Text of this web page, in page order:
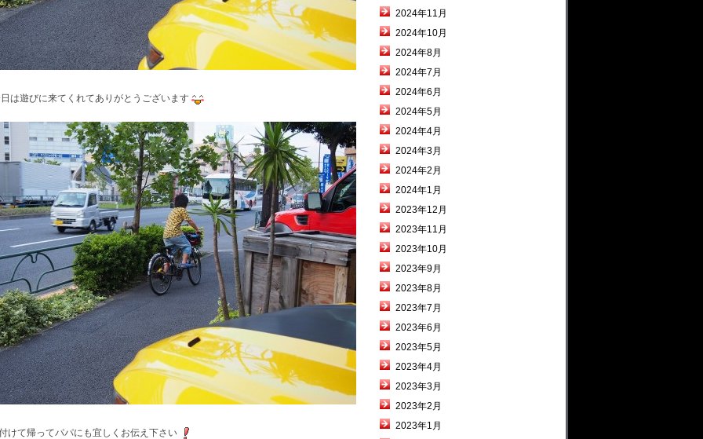
は遊びに来てくれてありがとうございます
けて帰ってパパにも宜しくお伝え下さい
2024年11月
2024年10月
2024年8月
2024年7月
2024年6月
2024年5月
2024年4月
2024年3月
2024年2月
2024年1月
2023年12月
2023年11月
2023年10月
2023年9月
2023年8月
2023年7月
2023年6月
2023年5月
2023年4月
2023年3月
2023年2月
2023年1月